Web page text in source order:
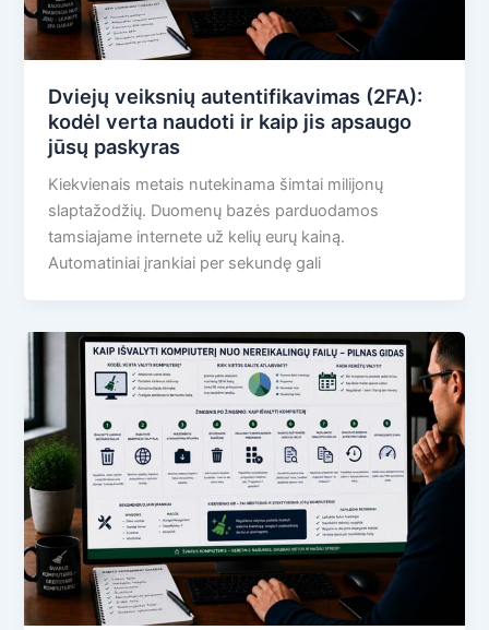
Dviejų veiksnių autentifikavimas (2FA):
kodėl verta naudoti ir kaip jis apsaugo
jūsų paskyras
Kiekvienais metais nutekinama šimtai milijonų
slaptažodžių. Duomenų bazės parduodamos
tamsiajame internete už kelių eurų kainą.
Automatiniai įrankiai per sekundę gali